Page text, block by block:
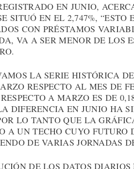
EN JUNIO,
SITUÓ EN EL 2,747%, “ESTO
CON PRÉSTAMOS
VA A SER MENOR DE LOS
LA SERIE HISTÓRICA
RESPECTO AL MES DE
A MARZO ES DE
DIFERENCIA EN JUNIO HA
LO TANTO QUE LA
A UN TECHO CUYO FUTURO
DE VARIAS JORNADAS
DE LOS DATOS